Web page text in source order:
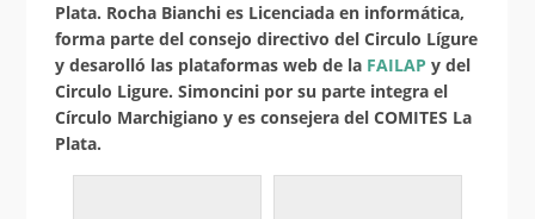
Plata. Rocha Bianchi es Licenciada en informática,
forma parte del consejo directivo del Circulo Lígure
y desarolló las plataformas web de la FAILAP y del
Circulo Ligure. Simoncini por su parte integra el
Círculo Marchigiano y es consejera del COMITES La
Plata.